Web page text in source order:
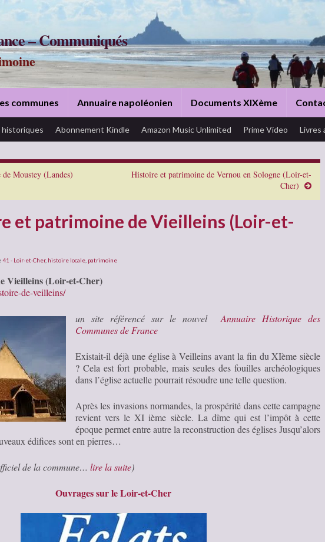
– Communiqués
communes Annuaire napoléonien Documents XIXème
historiques Abonnement Kindle Amazon Music Unlimited Prime Video Livres
Moustey (Landes)
Histoire et patrimoine de Vernou en Sologne (Loir-et-
Cher)
et patrimoine de Vieilleins (Loir-et-
41 - Loir-et-Cher, histoire locale patrimoine
Vieilleins (Loir-et-Cher)
de-veilleins/
un site référencé sur le nouvelAnnuaire Historique des
Communes de France
Existait-il déjà une église à Veilleins avant la fin du XIème siècle
? Cela est fort probable, mais seules des fouilles archéologiques
dans l’église actuelle pourrait résoudre une telle question.
Après les invasions normandes, la prospérité dans cette campagne
revient vers le XI ième siècle. La dîme qui est l’impôt à cette
époque permet entre autre la reconstruction des églises Jusqu’alors
édifices sont en pierres…
de la commune… lire la suite)
Ouvrages sur le Loir-et-Cher